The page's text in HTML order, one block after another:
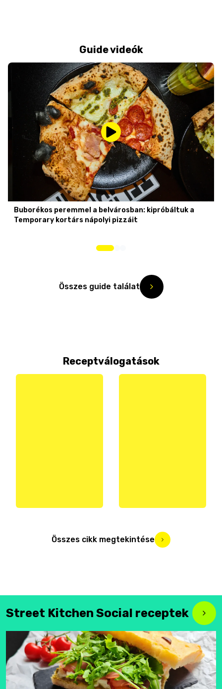
Guide videók
Buborékos peremmel a belvárosban: kipróbáltuk a
Temporary kortárs nápolyi pizzáit
Összes guide találat
Receptválogatások
Összes cikk megtekintése
Street Kitchen Social receptek